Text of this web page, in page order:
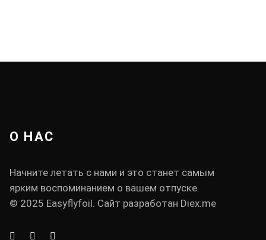
О НАС
Начните летать с нами и это станет самым
ярким воспоминанием о вашем отпуске.
© 2025 Easyflyfoil. Сайт разработан Diex.me